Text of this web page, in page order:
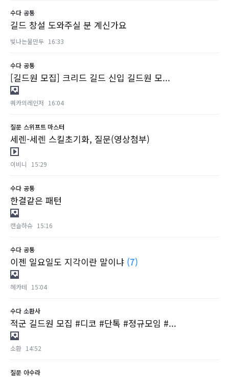
수다 공통
길드 창설 도와주실 분 계신가요
빛나는물만두 16:33
수다 공통
[길드원 모집] 크리드 길드 신입 길드원 모...
쿼카의레인저 16:04
질문 스위프트 마스터
세렌-세렌 스킬초기화, 질문(영상첨부)
이비니 15:29
수다 공통
한결같은 패턴
캔슬하슈 15:16
수다 공통
이젠 일요일도 지각이란 말이냐 (7)
헤카테 15:04
수다 소환사
적군 길드원 모집 #디코 #단톡 #정규모임 #...
소환 14:52
질문 아수라